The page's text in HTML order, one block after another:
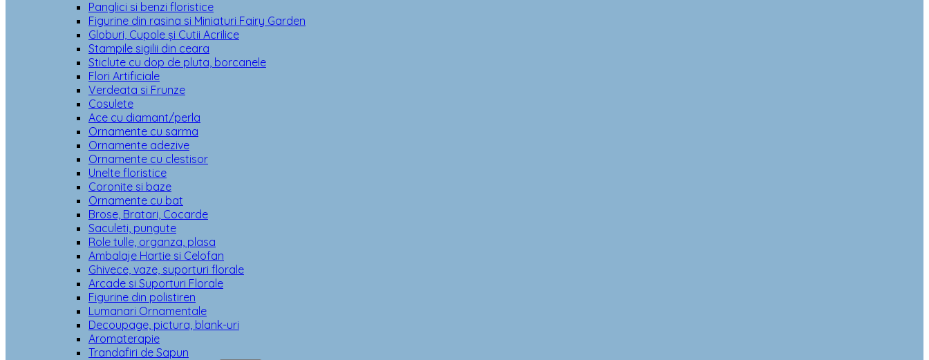
Panglici si benzi floristice
Figurine din rasina si Miniaturi Fairy Garden
Globuri, Cupole și Cutii Acrilice
Stampile sigilii din ceara
Sticlute cu dop de pluta, borcanele
Flori Artificiale
Verdeata si Frunze
Cosulete
Ace cu diamant/perla
Ornamente cu sarma
Ornamente adezive
Ornamente cu clestisor
Unelte floristice
Coronite si baze
Ornamente cu bat
Brose, Bratari, Cocarde
Saculeti, pungute
Role tulle, organza, plasa
Ambalaje Hartie si Celofan
Ghivece, vaze, suporturi florale
Arcade si Suporturi Florale
Figurine din polistiren
Lumanari Ornamentale
Decoupage, pictura, blank-uri
Aromaterapie
Trandafiri de Sapun